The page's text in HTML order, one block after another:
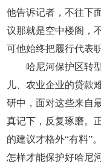
他告诉记者，不往下
议那就是空中楼阁，
可他始终把履行代表
哈尼河保护区转型
儿、农业企业的贷
研中，面对这些来自
真记下，反复琢磨。
的建议才格外“有料”
怎样才能保护好哈尼